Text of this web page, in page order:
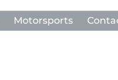
Motorsports